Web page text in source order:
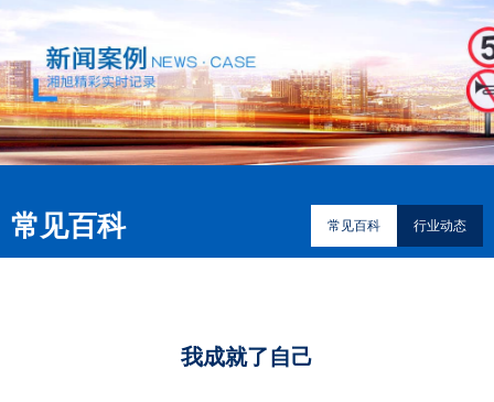
常见百科 常见百科 行业动态
我成就了自己